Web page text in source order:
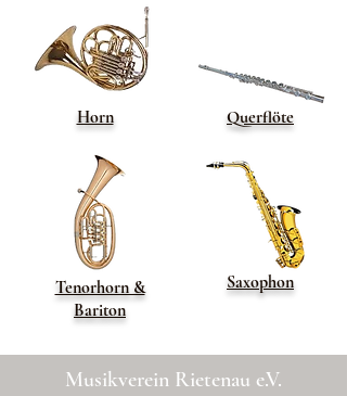
Horn
Tenorhorn &
Bariton
Querflöte
Saxophon
Musikverein Rietenau e.V.